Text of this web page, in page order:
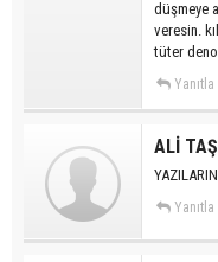
düşmeye
veresin.
tüter
Yanıtla
ALİ TAŞ
Yanıtla